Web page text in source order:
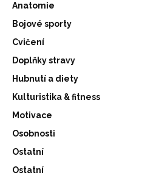
Anatomie
Bojové sporty
Cvičení
Doplňky stravy
Hubnutí a diety
Kulturistika & fitness
Motivace
Osobnosti
Ostatní
Ostatní